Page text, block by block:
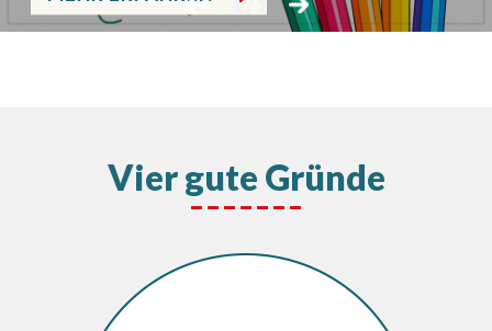
1/ 1
Vier gute Gründe